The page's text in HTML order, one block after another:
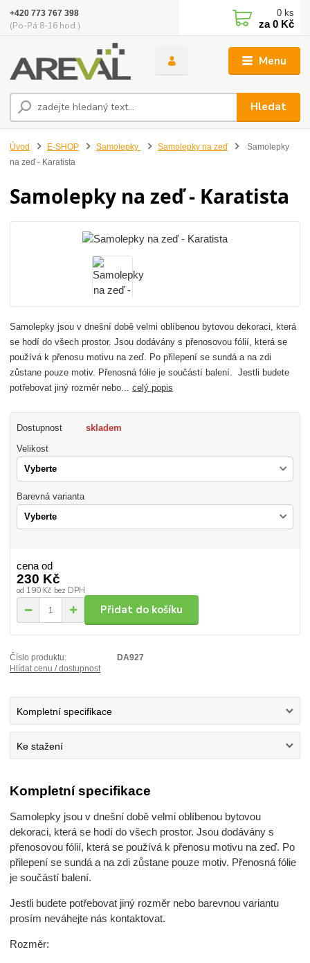
Menu
Hledat
+420 773 767 398
(Po-Pá 8-16 hod.)
0 ks
za0 Kč
Úvod E-SHOP Samolepky Samolepky na zeď
Samolepky
na zeď - Karatista
Samolepky na zeď - Karatista
Samolepky jsou v dnešní době velmi oblíbenou bytovou dekoraci, která
se hodí do všech prostor. Jsou dodávány s přenosovou fólií, která se
používá k přenosu motivu na zeď. Po přilepení se sundá a na zdi
zůstane pouze motiv. Přenosná fólie je součástí balení. Jestli budete
potřebovat jiný rozměr nebo...celý popis
Dostupnost skladem
Velikost
Barevná varianta
cena od
230 Kč
od 190 Kč bez DPH
Přidat do košíku
Číslo produktu:
DA927
Hlídat cenu / dostupnost
Kompletní specifikace
Ke stažení
Kompletní specifikace
Samolepky jsou v dnešní době velmi oblíbenou bytovou
dekoraci, která se hodí do všech prostor. Jsou dodávány s
přenosovou fólií, která se používá k přenosu motivu na zeď. Po
přilepení se sundá a na zdi zůstane pouze motiv. Přenosná fólie
je součástí balení.
Jestli budete potřebovat jiný rozměr nebo barevnou variantu
prosím neváhejte nás kontaktovat.
Rozměr: